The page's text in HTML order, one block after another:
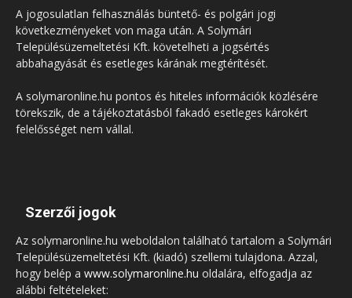
A jogosulatlan felhasználás büntető- és polgári jogi
következményeket von maga után. A Solymári
Településüzemeltetési Kft. követelheti a jogsértés
abbahagyását és esetleges kárának megtérítését.
A solymaronline.hu pontos és hiteles információk közlésére
törekszik, de a tájékoztatásból fakadó esetleges károkért
felelősséget nem vállal.
Szerzői jogok
Az solymaronline.hu weboldalon található tartalom a Solymári
Településüzemeltetési Kft. (kiadó) szellemi tulajdona. Azzal,
hogy belép a www.solymaronline.hu oldalára, elfogadja az
alábbi feltételeket: